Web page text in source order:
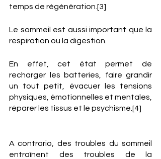
temps de régénération.[3]
Le sommeil est aussi important que la
respiration ou la digestion.
En effet, cet état permet de
recharger les batteries, faire grandir
un tout petit, évacuer les tensions
physiques, émotionnelles et mentales,
réparer les tissus et le psychisme.[4]
A contrario, des troubles du sommeil
entraînent des troubles de la